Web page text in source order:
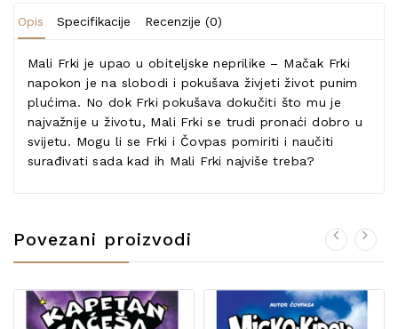
Opis Specifikacije Recenzije (0)
Mali Frki je upao u obiteljske neprilike – Mačak Frki
napokon je na slobodi i pokušava živjeti život punim
plućima. No dok Frki pokušava dokučiti što mu je
najvažnije u životu, Mali Frki se trudi pronaći dobro u
svijetu. Mogu li se Frki i Čovpas pomiriti i naučiti
surađivati sada kad ih Mali Frki najviše treba?
Povezani proizvodi